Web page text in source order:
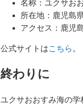
名称：ユクサお
所在地：鹿児島
アクセス：鹿児
公式サイトはこちら 。
終わりに
ユクサおおすみ海の